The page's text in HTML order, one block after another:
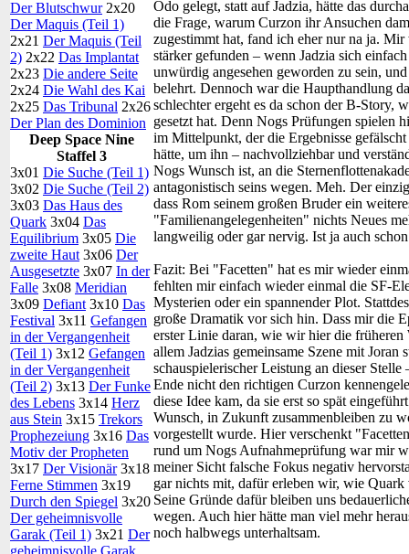
Der Blutschwur2x20
Der Maquis (Teil 1)
2x21 Der Maquis (Teil
2) 2x22 Das Implantat
2x23 Die andere Seite
2x24 Die Wahl des Kai
2x25 Das Tribunal 2x26
Der Plan des Dominion
Deep Space Nine
Staffel 3
3x01 Die Suche (Teil 1)
3x02 Die Suche (Teil 2)
3x03 Das Haus des
Quark 3x04 Das
Equilibrium 3x05 Die
zweite Haut 3x06 Der
Ausgesetzte 3x07 In der
Falle 3x08 Meridian
3x09 Defiant 3x10 Das
Festival 3x11 Gefangen
in der Vergangenheit
(Teil 1) 3x12 Gefangen
in der Vergangenheit
(Teil 2) 3x13 Der Funke
des Lebens 3x14 Herz
aus Stein 3x15 Trekors
Prophezeiung 3x16 Das
Motiv der Propheten
3x17 Der Visionär3x18
Ferne Stimmen 3x19
Durch den Spiegel 3x20
Der geheimnisvolle
Garak (Teil 1) 3x21 Der
geheimnisvolle Garak
Odo gelegt, statt auf Jadzia, hätte das
die Frage, warum Curzon ihr Ansuchen
zugestimmt hat, fand ich eher nur na ja.
stärker gefunden – wenn Jadzia sich
unwürdig angesehen geworden zu sein,
belehrt. Dennoch war die Haupthandlung
schlechter ergeht es da schon der B-Story,
gesetzt hat. Denn Nogs Prüfungen spielen
im Mittelpunkt, der die Ergebnisse
hätte, um ihn – nachvollziehbar und
Nogs Wunsch ist, an die
antagonistisch seins wegen. Meh. Der
dass Rom seinem großen Bruder ein
"Familienangelegenheiten" nichts Neues
langweilig oder gar nervig. Ist ja auch
Fazit: Bei "Facetten" hat es mir wieder
fehlten mir einfach wieder einmal die SF-
Mysterien oder ein spannender Plot.
große Dramatik vor sich hin. Dass mir die
erster Linie daran, wie wir hier die
allem Jadzias gemeinsame Szene mit
schauspielerischer Leistung an dieser
Ende nicht den richtigen Curzon
diese Idee kam, da sie erst so spät
Wunsch, in Zukunft zusammenbleiben zu
vorgestellt wurde. Hier verschenkt
rund um Nogs Aufnahmeprüfung war mir
meiner Sicht falsche Fokus negativ
gar nichts mit, dafür erleben wir, wie Quark
Seine Gründe dafür bleiben uns
wegen. Auch hier hätte man viel mehr
noch halbwegs unterhaltsam.